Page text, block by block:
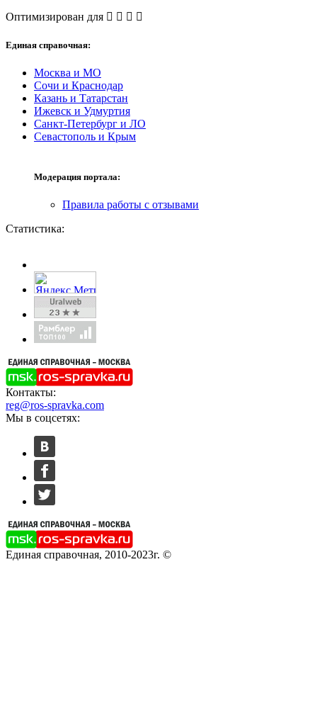
Оптимизирован для
Единая справочная:
Москва и МО
Сочи и Краснодар
Казань и Татарстан
Ижевск и Удмуртия
Санкт-Петербург и ЛО
Севастополь и Крым
Модерация портала:
Правила работы с отзывами
Статистика:
Контакты:
reg@ros-spravka.com
Мы в соцсетях:
Единая справочная, 2010-2023г. ©